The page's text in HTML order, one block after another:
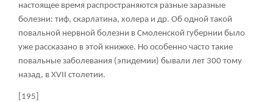
настоящее время распространяются разные заразные
болезни: тиф, скарлатина, холера и др. Об одной такой
повальной нервной болезни в Смоленской губернии было
уже рассказано в этой книжке. Но особенно часто такие
повальные заболевания (эпидемии) бывали лет 300 тому
назад, в XVII столетии.
[195]